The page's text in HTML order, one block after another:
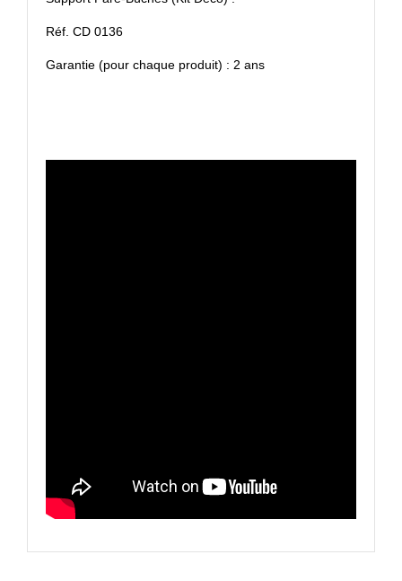
Réf. CD 0136
Garantie (pour chaque produit) : 2 ans